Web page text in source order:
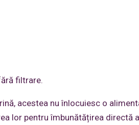
filtrare.
acestea nu înlocuiesc o
lor pentru îmbunătățirea directă a